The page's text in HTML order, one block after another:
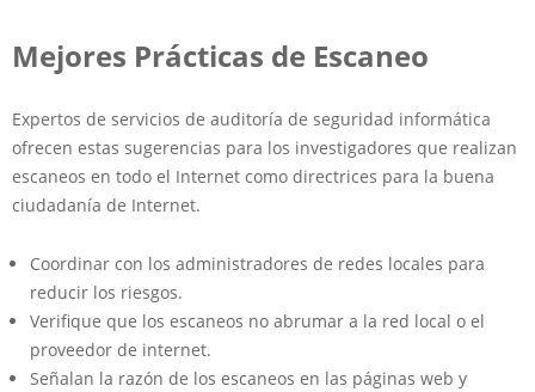
Mejores Prácticas de Escaneo
Expertos de servicios de auditoría de seguridad informática
ofrecen estas sugerencias para los investigadores que realizan
escaneos en todo el Internet como directrices para la buena
ciudadanía de Internet.
Coordinar con los administradores de redes locales para
reducir los riesgos.
Verifique que los escaneos no abrumar a la red local o el
proveedor de internet.
Señalan la razón de los escaneos en las páginas web y